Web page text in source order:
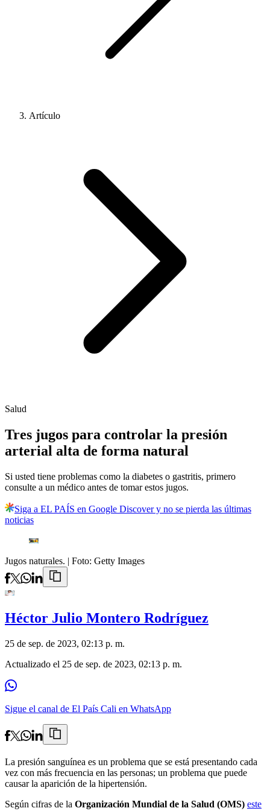
Artículo
Salud
Tres jugos para controlar la presión
arterial alta de forma natural
Si usted tiene problemas como la diabetes o gastritis, primero
consulte a un médico antes de tomar estos jugos.
Siga a EL PAÍS en Google Discover y no se pierda las últimas
noticias
Jugos naturales. | Foto: Getty Images
Héctor Julio Montero Rodríguez
25 de sep. de 2023, 02:13 p. m.
Actualizado el 25 de sep. de 2023, 02:13 p. m.
Sigue el canal de El País Cali en WhatsApp
La presión sanguínea es un problema que se está presentando cada
vez con más frecuencia en las personas; un problema que puede
causar la aparición de la hipertensión.
Según cifras de la Organización Mundial de la Salud (OMS) este